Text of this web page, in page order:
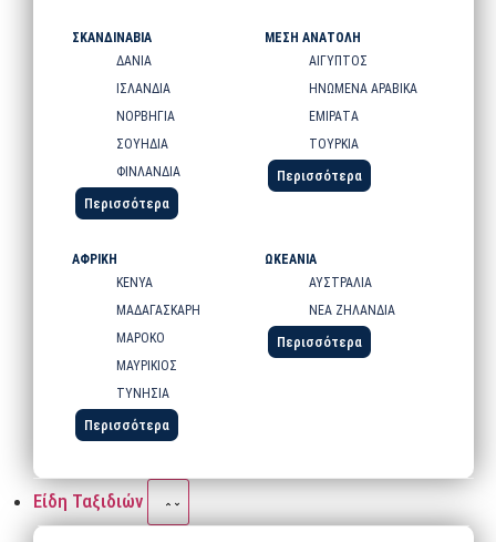
ΣΚΑΝΔΙΝΑΒΙΑ
ΔΑΝΙΑ
ΙΣΛΑΝΔΙΑ
ΝΟΡΒΗΓΙΑ
ΣΟΥΗΔΙΑ
ΦΙΝΛΑΝΔΙΑ
Περισσότερα
ΜΕΣΗ ΑΝΑΤΟΛΗ
ΑΙΓΥΠΤΟΣ
ΗΝΩΜΕΝΑ ΑΡΑΒΙΚΑ
ΕΜΙΡΑΤΑ
ΤΟΥΡΚΙΑ
Περισσότερα
ΑΦΡΙΚΗ
ΚΕΝΥΑ
ΜΑΔΑΓΑΣΚΑΡΗ
ΜΑΡΟΚΟ
ΜΑΥΡΙΚΙΟΣ
ΤΥΝΗΣΙΑ
Περισσότερα
ΩΚΕΑΝΙΑ
ΑΥΣΤΡΑΛΙΑ
ΝΕΑ ΖΗΛΑΝΔΙΑ
Περισσότερα
Είδη Ταξιδιών